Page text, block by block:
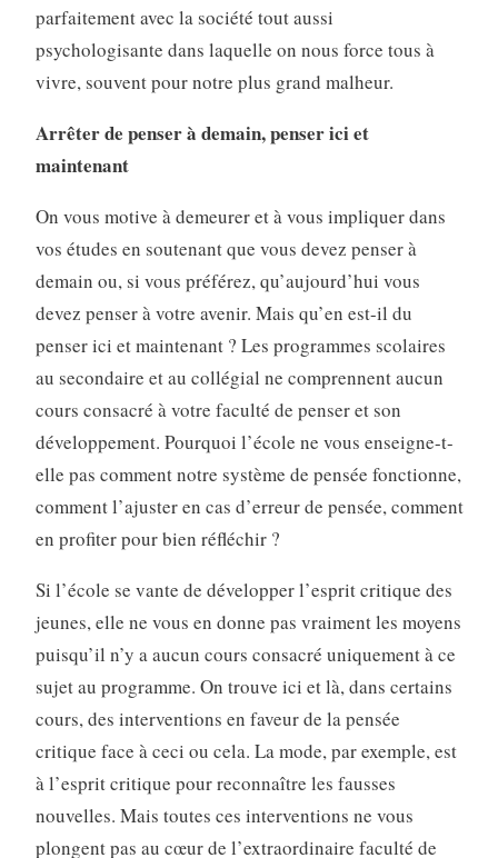
parfaitement avec la société tout aussi
psychologisante dans laquelle on nous force tous à
vivre, souvent pour notre plus grand malheur.
Arrêter de penser à demain, penser ici et
maintenant
On vous motive à demeurer et à vous impliquer dans
vos études en soutenant que vous devez penser à
demain ou, si vous préférez, qu’aujourd’hui vous
devez penser à votre avenir. Mais qu’en est-il du
penser ici et maintenant ? Les programmes scolaires
au secondaire et au collégial ne comprennent aucun
cours consacré à votre faculté de penser et son
développement. Pourquoi l’école ne vous enseigne-t-
elle pas comment notre système de pensée fonctionne,
comment l’ajuster en cas d’erreur de pensée, comment
en profiter pour bien réfléchir ?
Si l’école se vante de développer l’esprit critique des
jeunes, elle ne vous en donne pas vraiment les moyens
puisqu’il n’y a aucun cours consacré uniquement à ce
sujet au programme. On trouve ici et là, dans certains
cours, des interventions en faveur de la pensée
critique face à ceci ou cela. La mode, par exemple, est
à l’esprit critique pour reconnaître les fausses
nouvelles. Mais toutes ces interventions ne vous
plongent pas au cœur de l’extraordinaire faculté de